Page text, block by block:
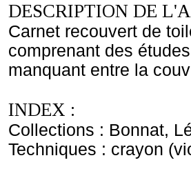
DESCRIPTION DE
Carnet recouvert de
comprenant des
manquant entre la
INDEX :
Collections : Bonnat,
Techniques : crayon